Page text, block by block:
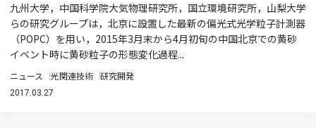
九州大学，中国科学院大気物理研究所，国立環境研究所，山梨大学
らの研究グループは，北京に設置した最新の偏光式光学粒子計測器
（POPC）を用い，2015年3月末から4月初旬の中国北京での黄砂
イベント時に黄砂粒子の形態変化過程...
ニュース 光関連技術 研究開発
2017.03.27